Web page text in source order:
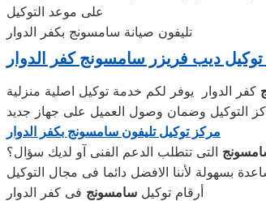
على موعد التوكيل
تليفون صيانة سامسونج بكفر الدوار
ديب فريزر سامسونج كفر الدوار
التوكيل وضمان وصول العميل على جهاز جديد
مركز توكيل تليفون سامسونج بكفر الدوار
التى تتطلب الدعم الفنى آو لديك سؤال؟
بسهولة لأننا الافضل دائما فى مجال التوكيل
أرقام توكيل سامسونج فى كفر الدوار